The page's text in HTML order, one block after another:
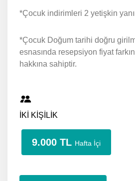
*Çocuk indirimleri 2 yetişkin
*Çocuk Doğum tarihi doğru
esnasında resepsiyon fiyat
hakkına sahiptir.
İKİ KİŞİLİK
9.000 TL Hafta İçi